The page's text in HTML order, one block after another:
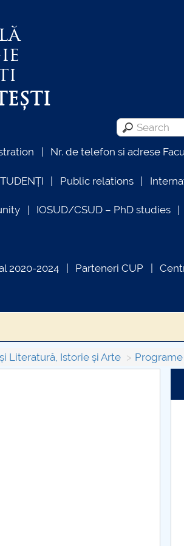
Nr. de telefon si adrese
Public relations
IOSUD/CSUD – PhD studies
2020-2024 Parteneri CUP
Istorie Muzică Artele
Literatură, Istorie și Arte